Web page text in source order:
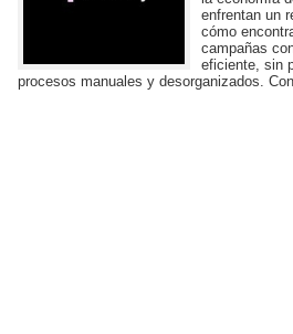
enfrentan un
cómo
campañas
eficiente, sin
procesos manuales y desorganizados.